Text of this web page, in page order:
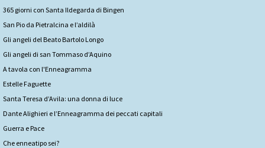
365 giorni con Santa Ildegarda di Bingen
San Pio da Pietralcina e l’aldilà
Gli angeli del Beato Bartolo Longo
Gli angeli di san Tommaso d’Aquino
A tavola con l'Enneagramma
Estelle Faguette
Santa Teresa d’Avila: una donna di luce
Dante Alighieri e l’Enneagramma dei peccati capitali
Guerra e Pace
Che enneatipo sei?